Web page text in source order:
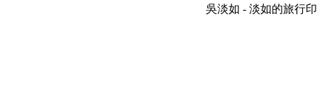
吳淡如 - 淡如的旅行印